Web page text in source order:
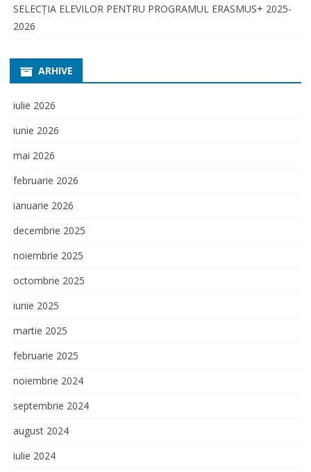
SELECŢIA ELEVILOR PENTRU PROGRAMUL ERASMUS+ 2025-
2026
ARHIVE
iulie 2026
iunie 2026
mai 2026
februarie 2026
ianuarie 2026
decembrie 2025
noiembrie 2025
octombrie 2025
iunie 2025
martie 2025
februarie 2025
noiembrie 2024
septembrie 2024
august 2024
iulie 2024